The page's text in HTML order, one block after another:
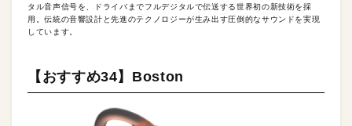
タル音声信号を、ドライバまでフルデジタルで伝送する世界初の新技術を採
用。伝統の音響設計と先進のテクノロジーが生み出す圧倒的なサウンドを実現
しています。
【おすすめ34】Boston